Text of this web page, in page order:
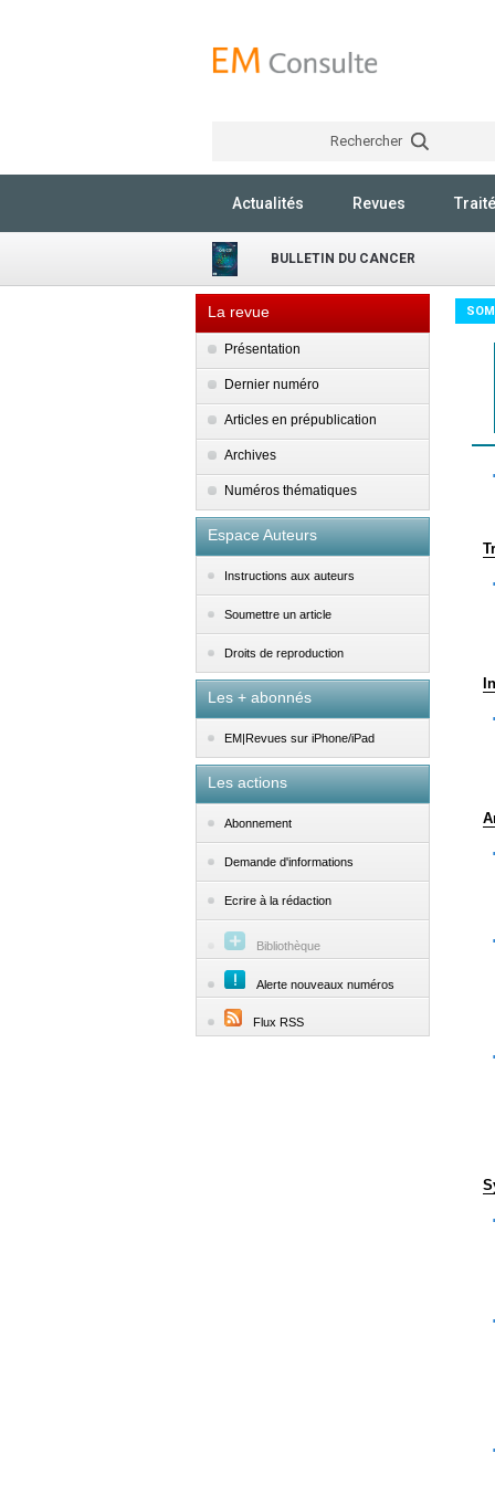
Rechercher
Actualités Revues
BULLETIN DU CANCER
La revue
Présentation
Dernier numéro
Articles en prépublication
Archives
Numéros thématiques
Espace Auteurs
Instructions aux auteurs
Soumettre un article
Droits de reproduction
Les + abonnés
EM|Revues sur iPhone/iPad
Les actions
Abonnement
Demande d'informations
Ecrire à la rédaction
Bibliothèque
Alerte nouveaux numéros
Flux RSS